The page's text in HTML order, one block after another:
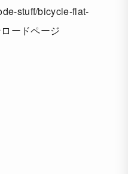
stuff/bicycle-flat-
ードページ